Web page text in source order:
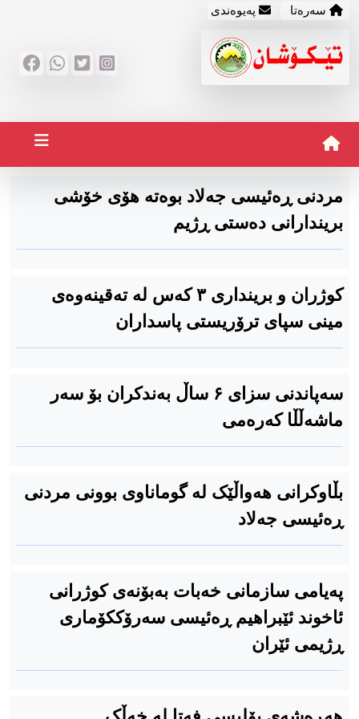
سه‌ره‌تا په‌یوه‌ندی
مردنی ڕەئیسی جەلاد بوەتە هۆی خۆشی
بریندارانی دەستی ڕژیم
کوژران و برینداری ۳ کەس لە تەقینەوەی
مینی سپای ترۆریستی پاسداران
سەپاندنی سزای ۶ ساڵ بەندکران بۆ سەر
ماشەڵڵا کەرەمی
بڵاوکرانی هەواڵێک لە گوماناوی بوونی مردنی
ڕەئیسی جەلاد
پەیامی سازمانی خەبات بەبۆنەی كوژرانی
ئاخوند ئێبراهیم ڕەئیسی سه‌رۆککۆماری
ڕژیمی ئێران